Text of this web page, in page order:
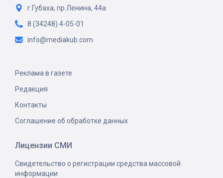
г.Губаха, пр.Ленина, 44а
8 (34248) 4-05-01
info@mediakub.com
Реклама в газете
Редакция
Контакты
Соглашение об обработке данных
Лицензии СМИ
Свидетельство о регистрации средства массовой
информации